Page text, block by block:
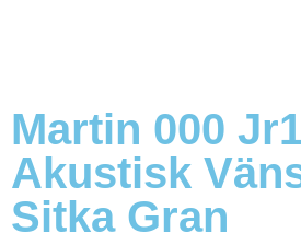
Martin 000
Akustisk
Sitka Gran